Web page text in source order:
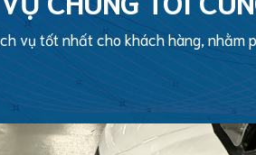
vụ tốt nhất cho khách hàng, nhằm